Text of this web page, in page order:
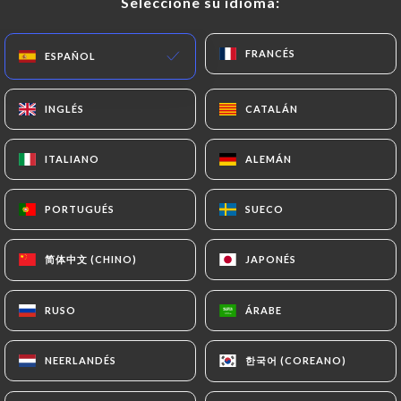
ESPAÑOL FRANCÉS
INGLÉS CATALÁN
ITALIANO ALEMÁN
PORTUGUÉS SUECO
简体中文 (CHINO) JAPONÉS
RUSO ÁRABE
NEERLANDÉS 한국어 (COREANO)
Poulet momo
ESPAÑOL FRANCÉS
INGLÉS CATALÁN
ITALIANO ALEMÁN
PORTUGUÉS SUECO
简体中文 (CHINO) JAPONÉS
RUSO ÁRABE
NEERLANDÉS 한국어 (COREANO)